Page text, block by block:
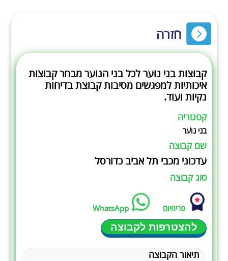
חזרה
קבוצות בני נוער לכל בני הנוער מבחר קבוצות
איכותיות למפגשים מסיבות קבוצת בדיחות
נקיות ועוד.
קטגוריה
בני נוער
שם קבוצה
עדכוני מכבי תל אביב כדורסל
סוג קבוצה
פרימיום WhatsApp
להצטרפות לקבוצה
תיאור הקבוצה